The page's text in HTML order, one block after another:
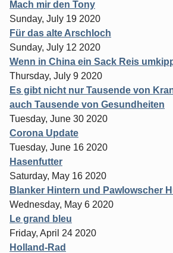
Mach mir den Tony
Sunday, July 19 2020
Für das alte Arschloch
Sunday, July 12 2020
Wenn in China ein Sack Reis
Thursday, July 9 2020
Es gibt nicht nur Tausende von
auch Tausende von Gesundheiten
Tuesday, June 30 2020
Corona Update
Tuesday, June 16 2020
Hasenfutter
Saturday, May 16 2020
Blanker Hintern und Pawlowscher
Wednesday, May 6 2020
Le grand bleu
Friday, April 24 2020
Holland-Rad